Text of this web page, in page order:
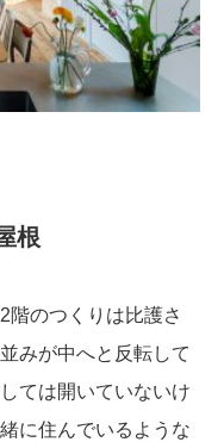
根
階のつくりは比護さ
みが中へと反転して
ては開いていないけ
に住んでいるような